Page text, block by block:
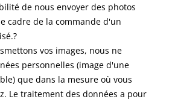
de nous envoyer des photos
cadre de la commande d'un
vos images, nous ne
personnelles (image d'une
que dans la mesure où vous
Le traitement des données a pour